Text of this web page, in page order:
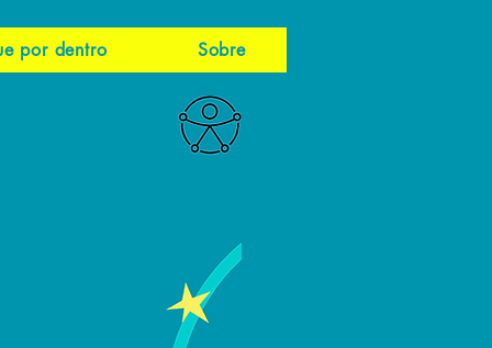
por dentro Sobre